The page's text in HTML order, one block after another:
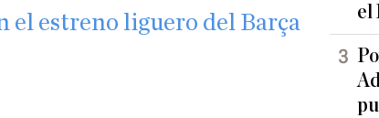
el estreno liguero del Barça
el